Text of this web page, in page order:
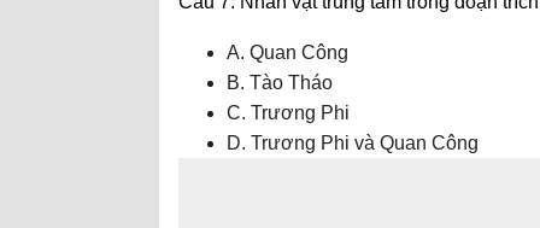
A. Quan Công
B. Tào Tháo
C. Trương Phi
D. Trương Phi và Quan Công